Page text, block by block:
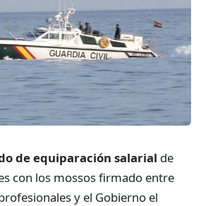
de equiparación salarial de
con los mossos firmado entre
y el Gobierno el